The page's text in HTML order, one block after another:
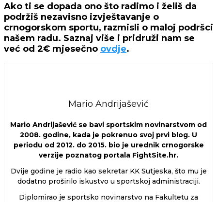
Ako ti se dopada ono što radimo i želiš da
podržiš nezavisno izvještavanje o
crnogorskom sportu, razmisli o maloj podršci
našem radu. Saznaj više i pridruži nam se
već od 2€ mjesečno ovdje.
Mario Andrijašević
Mario Andrijašević se bavi sportskim novinarstvom od
2008. godine, kada je pokrenuo svoj prvi blog. U
periodu od 2012. do 2015. bio je urednik crnogorske
verzije poznatog portala FightSite.hr.
Dvije godine je radio kao sekretar KK Sutjeska, što mu je
dodatno proširilo iskustvo u sportskoj administraciji.
Diplomirao je sportsko novinarstvo na Fakultetu za